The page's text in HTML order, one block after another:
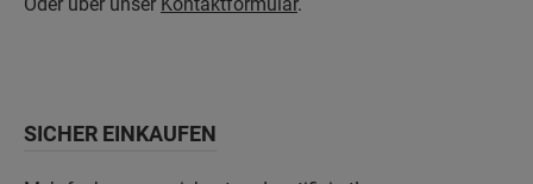
SICHER EINKAUFEN